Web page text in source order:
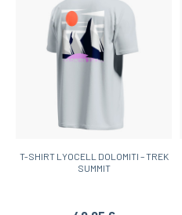
T-SHIRT LYOCELL DOLOMITI – TREK
SUMMIT